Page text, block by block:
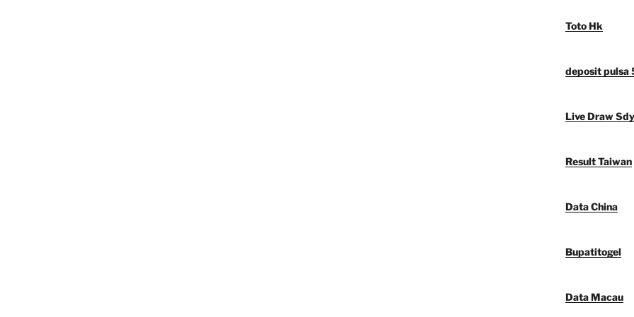
Toto Hk
deposit pulsa
Live Draw Sdy
Result Taiwan
Data China
Bupatitogel
Data Macau